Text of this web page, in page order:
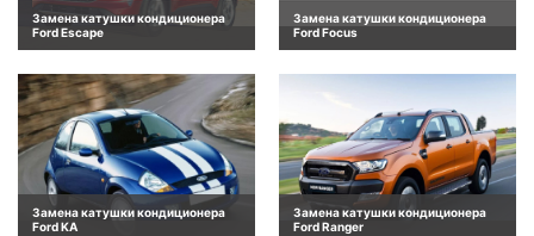
Замена катушки кондиционера
Ford Escape
Замена катушки кондиционера
Ford Focus
Замена катушки кондиционера
Ford KA
Замена катушки кондиционера
Ford Ranger